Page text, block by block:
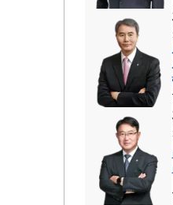
대륜의 강
오시는
글로벌 파트
고객의 소
통합검색
AI대륜